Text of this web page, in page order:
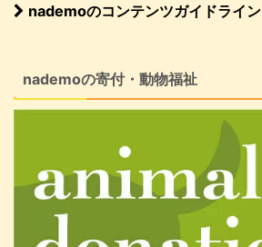
nademoのコンテンツガイドライン
nademoの寄付・動物福祉